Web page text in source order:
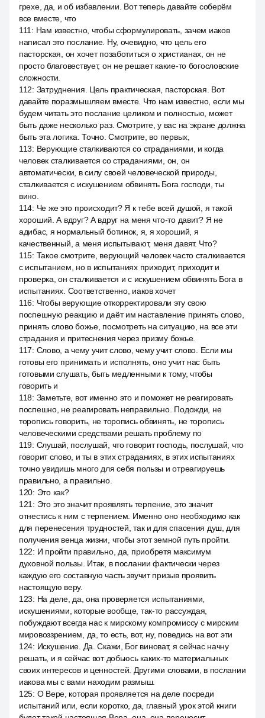
грехе, да, и об избавлении. Вот теперь давайте соберём
все вместе, что
111 : Нам известно, чтобы сформулировать, зачем иаков
написал это послание. Ну, очевидно, что цель его
пасторская, он хочет позаботиться о христианах, он не
просто благовествует, он не решает какие-то богословские
сложности.
112: Затруднения. Цель практическая, пасторская. Вот
давайте поразмышляем вместе. Что нам известно, если мы
будем читать это послание целиком и полностью, может
быть даже несколько раз. Смотрите, у вас на экране должна
быть эта логика. Точно. Смотрите, во первых,
113: Верующие сталкиваются со страданиями, и когда
человек сталкивается со страданиями, он, он
автоматически, в силу своей человеческой природы,
сталкивается с искушением обвинять Бога господи, ты
вино.
114: Че же это происходит? Я к тебе всей душой, я такой
хороший. А вдруг? А вдруг на меня что-то давит? Я не
адибас, я нормальный ботинок, я, я хороший, я
качественный, а меня испытывают, меня давят. Что?
115: Такое смотрите, верующий человек часто сталкивается
с испытанием, но в испытаниях приходит, приходит и
проверка, он сталкивается и с искушением обвинять Бога в
испытаниях. Соответственно, иаков хочет
116: Чтобы верующие откорректировали эту свою
поспешную реакцию и даёт им наставление принять слово,
принять слово божье, посмотреть на ситуацию, на все эти
страдания и притеснения через призму божье.
117: Слово, а чему учит слово, чему учит слово. Если мы
готовы его принимать и исполнять, оно учит нас быть
готовыми слушать, быть медленными к тому, чтобы
говорить и
118: Заметьте, вот именно это и поможет не реагировать
поспешно, не реагировать неправильно. Подожди, не
торопись говорить, не торопись обвинять, не торопись
человеческими средствами решать проблему по
119: Слушай, послушай, что говорит господь, послушай, что
говорит слово, и ты в этих страданиях, в этих испытаниях
точно увидишь много для себя пользы и отреагируешь
правильно, а правильно.
120: Это как?
121 : Это это значит проявлять терпение, это значит
отнестись к ним с терпением. Именно оно необходимо как
для перенесения трудностей, так и для спасения душ, для
получения венца жизни, чтобы этот земной путь пройти.
122: И пройти правильно, да, приобретя максимум
духовной пользы. Итак, в послании фактически через
каждую его составную часть звучит призыв проявить
настоящую веру.
123: На деле, да, она проверяется испытаниями,
искушениями, которые вообще, так-то рассуждая,
побуждают всегда нас к мирскому компромиссу с мирским
мировоззрением, да, то есть, вот, ну, поведись на вот эти
124: Искушение. Да. Скажи, Бог виноват, я сейчас начну
решать, и я сейчас вот добьюсь каких-то материальных
своих интересов и ценностей. Другими словами, в послании
иакова мы с вами находим размыш.
125: О Вере, которая проявляется на деле посреди
испытаний или, если коротко, да, главный урок этой книги